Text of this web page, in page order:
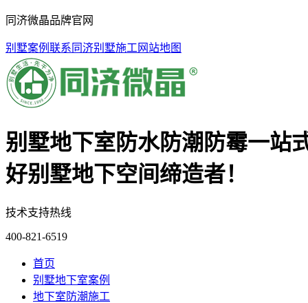
同济微晶品牌官网
别墅案例 联系同济别墅施工 网站地图
别墅地下室防水防潮防霉一站
好别墅地下空间缔造者！
技术支持热线
400-821-6519
首页
别墅地下室案例
地下室防潮施工